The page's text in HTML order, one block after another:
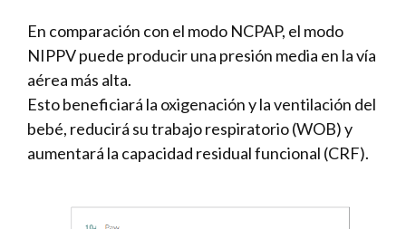
En comparación con el modo NCPAP, el modo
NIPPV puede producir una presión media en la vía
aérea más alta.
Esto beneficiará la oxigenación y la ventilación del
bebé, reducirá su trabajo respiratorio (WOB) y
aumentará la capacidad residual funcional (CRF).